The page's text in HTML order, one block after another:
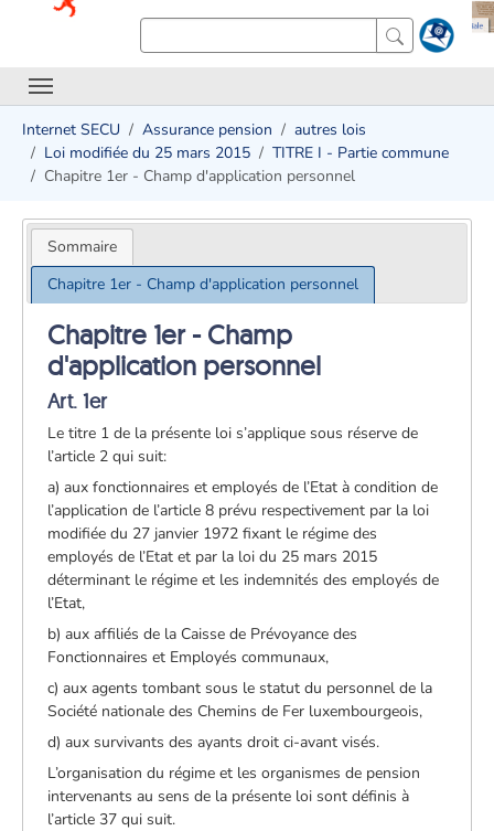
Internet SECU Assurance pension
autres lois
Loi modifiée du 25 mars 2015
TITRE I - Partie commune
Chapitre 1er - Champ d'application personnel
Sommaire
Chapitre 1er - Champ d'application personnel
Chapitre 1er - Champ
d'application personnel
Art. 1er
Le titre 1 de la présente loi s’applique sous réserve de
l’article 2 qui suit:
a) aux fonctionnaires et employés de l’Etat à condition de
l’application de l’article 8 prévu respectivement par la loi
modifiée du 27 janvier 1972 fixant le régime des
employés de l’Etat et par la loi du 25 mars 2015
déterminant le régime et les indemnités des employés de
l’Etat,
b) aux affiliés de la Caisse de Prévoyance des
Fonctionnaires et Employés communaux,
c) aux agents tombant sous le statut du personnel de la
Société nationale des Chemins de Fer luxembourgeois,
d) aux survivants des ayants droit ci-avant visés.
L’organisation du régime et les organismes de pension
intervenants au sens de la présente loi sont définis à
l’article 37 qui suit.